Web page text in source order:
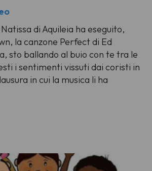
di Aquileia ha eseguito,
la canzone Perfect di Ed
sto ballando al buio con te tra le
i sentimenti vissuti dai coristi in
in cui la musica li ha